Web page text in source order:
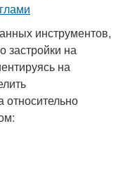
инструментов,
застройки на
на